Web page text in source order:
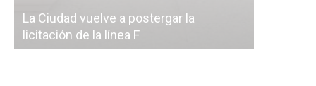
La Ciudad vuelve a postergar la
licitación de la línea F